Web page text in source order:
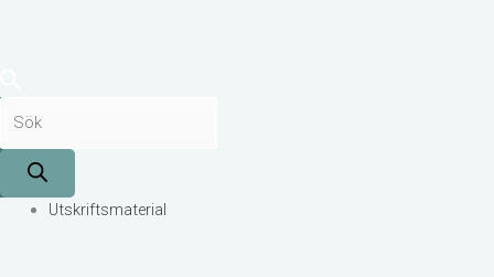
Utskriftsmaterial